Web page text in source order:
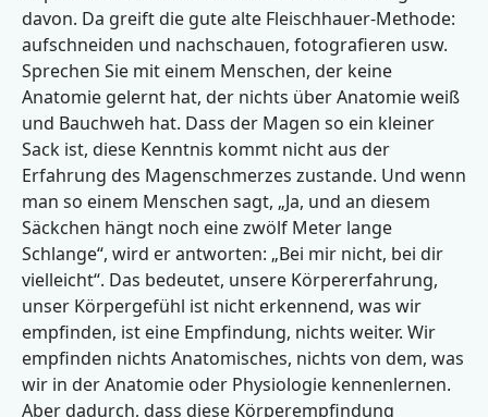
davon. Da greift die gute alte Fleischhauer-Methode:
aufschneiden und nachschauen, fotografieren usw.
Sprechen Sie mit einem Menschen, der keine
Anatomie gelernt hat, der nichts über Anatomie weiß
und Bauchweh hat. Dass der Magen so ein kleiner
Sack ist, diese Kenntnis kommt nicht aus der
Erfahrung des Magenschmerzes zustande. Und wenn
man so einem Menschen sagt, „Ja, und an diesem
Säckchen hängt noch eine zwölf Meter lange
Schlange“, wird er antworten: „Bei mir nicht, bei dir
vielleicht“. Das bedeutet, unsere Körpererfahrung,
unser Körpergefühl ist nicht erkennend, was wir
empfinden, ist eine Empfindung, nichts weiter. Wir
empfinden nichts Anatomisches, nichts von dem, was
wir in der Anatomie oder Physiologie kennenlernen.
Aber dadurch, dass diese Körperempfindung